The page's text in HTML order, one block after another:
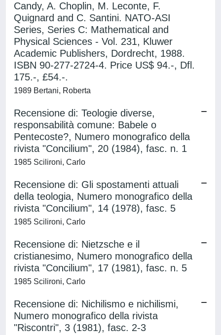
Candy, A. Choplin, M. Leconte, F.
Quignard and C. Santini. NATO-ASI
Series, Series C: Mathematical and
Physical Sciences - Vol. 231, Kluwer
Academic Publishers, Dordrecht, 1988.
ISBN 90-277-2724-4. Price US$ 94.-, Dfl.
175.-, £54.-.
1989 Bertani, Roberta
Recensione di: Teologie diverse,
responsabilità comune: Babele o
Pentecoste?, Numero monografico della
rivista "Concilium", 20 (1984), fasc. n. 1
1985 Scilironi, Carlo
Recensione di: Gli spostamenti attuali
della teologia, Numero monografico della
rivista "Concilium", 14 (1978), fasc. 5
1985 Scilironi, Carlo
Recensione di: Nietzsche e il
cristianesimo, Numero monografico della
rivista "Concilium", 17 (1981), fasc. n. 5
1985 Scilironi, Carlo
Recensione di: Nichilismo e nichilismi,
Numero monografico della rivista
"Riscontri", 3 (1981), fasc. 2-3